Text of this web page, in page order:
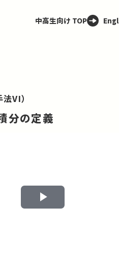
中高生向け TOP
VI）
の定義
Play